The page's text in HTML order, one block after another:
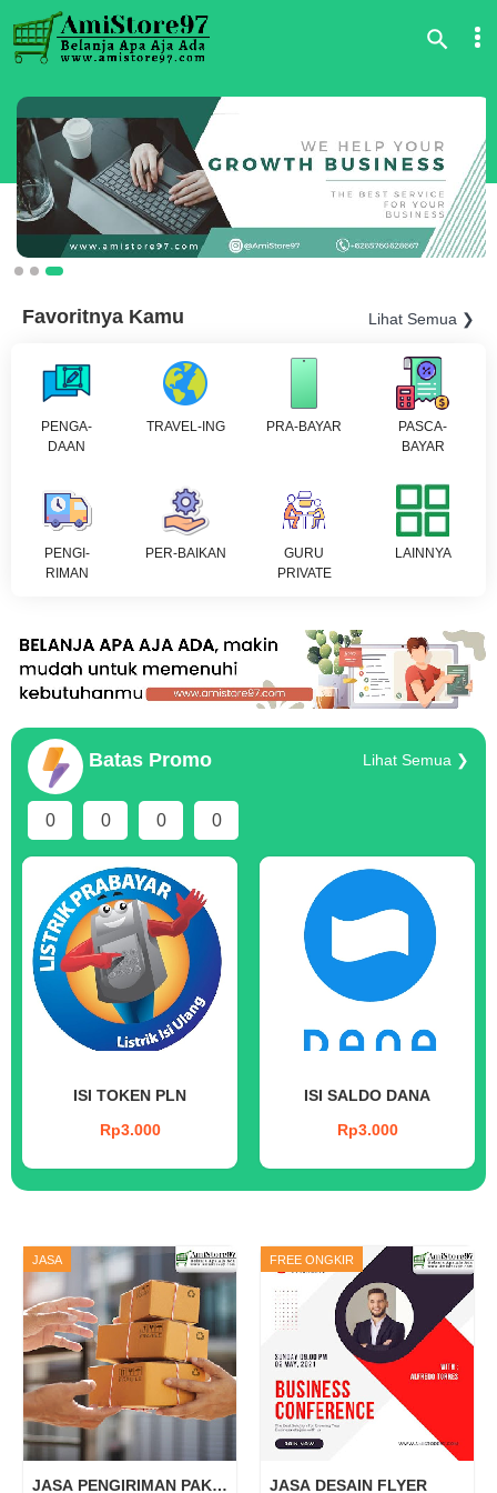
Favoritnya Kamu Lihat Semua ❯
PENGA-
DAAN
TRAVEL-ING PRA-BAYAR
PASCA-
BAYAR
PENGI-
RIMAN
PER-BAIKAN
GURU
PRIVATE
LAINNYA
Batas Promo
0 0 0 0
Lihat Semua ❯
ISI TOKEN PLN
Rp3.000
ISI SALDO DANA
Rp3.000
JASA PENGIRIMAN PAKET
JASA
JASA DESAIN FLYER
FREE ONGKIR